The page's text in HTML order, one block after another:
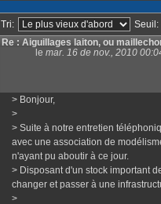
Tri:
Seuil:
Re : Aiguillages laiton, ou
le mar. 16 de nov., 2010
> Bonjour,
>
> Suite à notre entretien
avec une association de
n'ayant pu aboutir à ce jour.
> Disposant d'un stock important
changer et passer à une
>